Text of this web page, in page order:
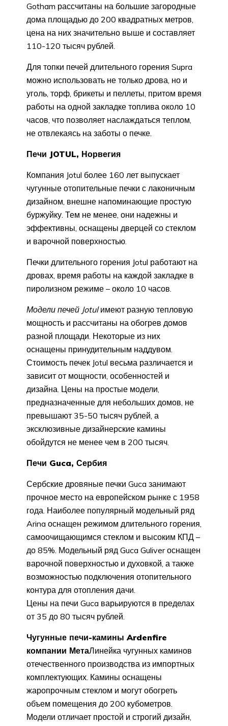
Gotham рассчитаны на большие загородные
дома площадью до 200 квадратных метров,
цена на них значительно выше и составляет
110-120 тысяч рублей.
Для топки печей длительного горения Supra
можно использовать не только дрова, но и
уголь, торф, брикеты и пеллеты, притом время
работы на одной закладке топлива около 10
часов, что позволяет наслаждаться теплом,
не отвлекаясь на заботы о печке.
Печи JOTUL, Норвегия
Компания Jotul более 160 лет выпускает
чугунные отопительные печки с лаконичным
дизайном, внешне напоминающие простую
буржуйку. Тем не менее, они надежны и
эффективны, оснащены дверцей со стеклом
и варочной поверхностью.
Печки длительного горения Jotul работают на
дровах, время работы на каждой закладке в
пиролизном режиме – около 10 часов.
Модели печей Jotulимеют разную тепловую
мощность и рассчитаны на обогрев домов
разной площади. Некоторые из них
оснащены принудительным наддувом.
Стоимость печек Jotul весьма различается и
зависит от мощности, особенностей и
дизайна. Цены на простые модели,
предназначенные для небольших домов, не
превышают 35-50 тысяч рублей, а
эксклюзивные дизайнерские камины
обойдутся не менее чем в 200 тысяч.
Печи Guca, Сербия
Сербские дровяные печки Guca занимают
прочное место на европейском рынке с 1958
года. Наиболее популярный модельный ряд
Arina оснащен режимом длительного горения,
самоочищающимся стеклом и высоким КПД –
до 85%. Модельный ряд Guca Guliver оснащен
варочной поверхностью и духовкой, а также
возможностью подключения отопительного
контура для отопления дачи.
Цены на печи Guca варьируются в пределах
от 35 до 80 тысяч рублей.
Чугунные печи-камины Ardenfire
компании МетаЛинейка чугунных каминов
отечественного производства из импортных
комплектующих. Камины оснащены
жаропрочным стеклом и могут обогреть
объем помещения до 200 кубометров.
Модели отличает простой и строгий дизайн,